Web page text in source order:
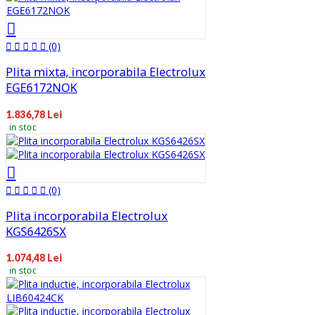
(0)
Plita mixta, incorporabila Electrolux
EGE6172NOK
1.836,78 Lei
in stoc
(0)
Plita incorporabila Electrolux
KGS6426SX
1.074,48 Lei
in stoc